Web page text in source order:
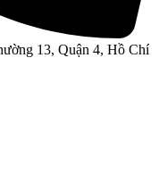
13, Quận 4, Hồ Chí